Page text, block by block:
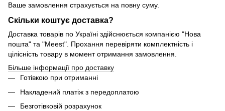
Ваше замовлення страхується на повну суму.
Скільки коштує доставка?
Доставка товарів по Україні здійснюється компанією "Нова
пошта" та "Meest". Прохання перевіряти комплектність і
цілісність товару в момент отримання замовлення.
Більше інформації про доставку
Готівкою при отриманні
Накладений платіж з передоплатою
Безготівковій розрахунок